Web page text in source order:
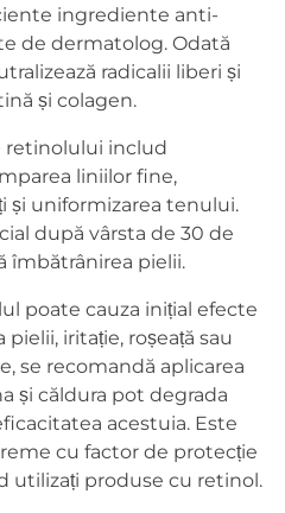
ingrediente anti-
de dermatolog. Odată
radicalii liberi și
și colagen.
retinolului includ
liniilor fine,
și uniformizarea tenului.
după vârsta de 30 de
îmbătrânirea pielii.
poate cauza inițial efecte
iritație, roșeață sau
se recomandă aplicarea
și căldura pot degrada
acestuia. Este
cu factor de protecție
utilizați produse cu retinol.